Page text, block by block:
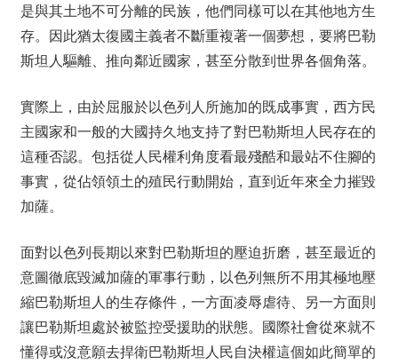
是與其土地不可分離的民族，他們同樣可以在其他地方生
存。因此猶太復國主義者不斷重複著一個夢想，要將巴勒
斯坦人驅離、推向鄰近國家，甚至分散到世界各個角落。
實際上，由於屈服於以色列人所施加的既成事實，西方民
主國家和一般的大國持久地支持了對巴勒斯坦人民存在的
這種否認。包括從人民權利角度看最殘酷和最站不住腳的
事實，從佔領領土的殖民行動開始，直到近年來全力摧毀
加薩。
面對以色列長期以來對巴勒斯坦的壓迫折磨，甚至最近的
意圖徹底毀滅加薩的軍事行動，以色列無所不用其極地壓
縮巴勒斯坦人的生存條件，一方面凌辱虐待、另一方面則
讓巴勒斯坦處於被監控受援助的狀態。國際社會從來就不
懂得或沒意願去捍衛巴勒斯坦人民自決權這個如此簡單的